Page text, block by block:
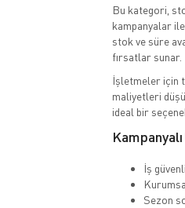
Bu kategori,
kampanyalar
stok ve süre
fırsatlar sunar.
İşletmeler için
maliyetleri
ideal bir
İş
Sezon